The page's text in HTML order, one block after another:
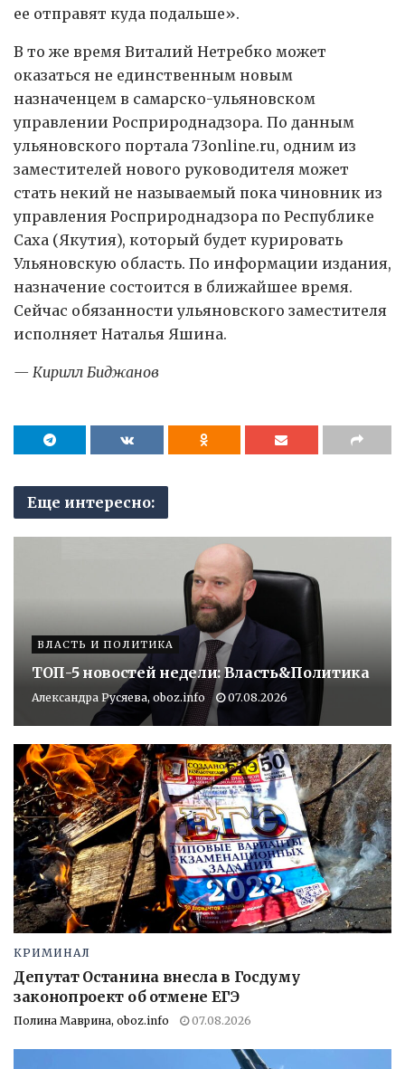
ее отправят куда подальше».
В то же время Виталий Нетребко может
оказаться не единственным новым
назначенцем в самарско-ульяновском
управлении Росприроднадзора. По данным
ульяновского портала 73online.ru, одним из
заместителей нового руководителя может
стать некий не называемый пока чиновник из
управления Росприроднадзора по Республике
Саха (Якутия), который будет курировать
Ульяновскую область. По информации издания,
назначение состоится в ближайшее время.
Сейчас обязанности ульяновского заместителя
исполняет Наталья Яшина.
— Кирилл Биджанов
Еще интересно:
ВЛАСТЬ И ПОЛИТИКА
ТОП-5 новостей недели: Власть&Политика
Александра Русяева, oboz.info 07.08.2026
КРИМИНАЛ
Депутат Останина внесла в Госдуму
законопроект об отмене ЕГЭ
Полина Маврина, oboz.info 07.08.2026